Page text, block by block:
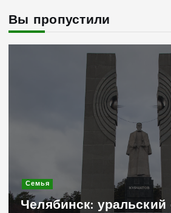
Вы пропустили
Современное строительство
Керамогранит «под
стильное и